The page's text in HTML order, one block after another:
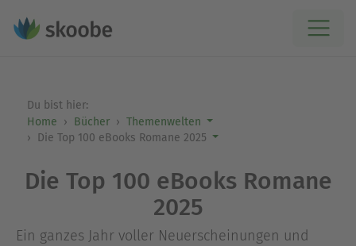
Du bist hier:
Home
Bücher
Themenwelten
Die Top 100 eBooks Romane 2025
Die Top 100 eBooks Romane
2025
Ein ganzes Jahr voller Neuerscheinungen und